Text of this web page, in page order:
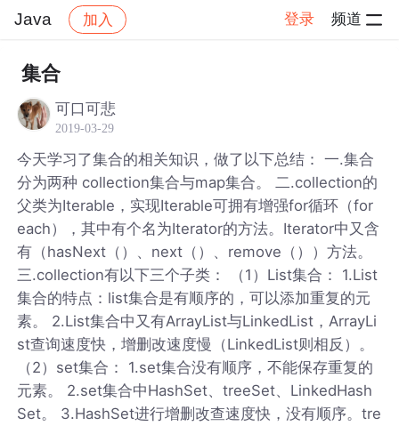
Java 加入 登录 频道
社区
集合
可口可悲
2019-03-29
今天学习了集合的相关知识，做了以下总结： 一.集合
分为两种 collection集合与map集合。 二.collection的
父类为Iterable，实现Iterable可拥有增强for循环（for
each），其中有个名为Iterator的方法。Iterator中又含
有（hasNext（）、next（）、remove（））方法。
三.collection有以下三个子类： （1）List集合： 1.List
集合的特点：list集合是有顺序的，可以添加重复的元
素。 2.List集合中又有ArrayList与LinkedList，ArrayLi
st查询速度快，增删改速度慢（LinkedList则相反）。
（2）set集合： 1.set集合没有顺序，不能保存重复的
元素。 2.set集合中HashSet、treeSet、LinkedHash
Set。 3.HashSet进行增删改查速度快，没有顺序。tre